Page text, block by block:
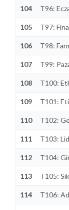
104 T96:
105 T97:
106 T98:
107 T99:
108 T100:
109 T101:
110 T102:
111 T103:
112 T104:
113 T105:
114 T106: